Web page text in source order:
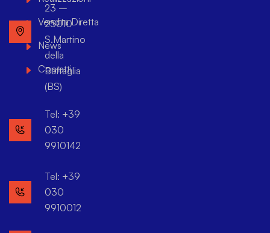
23 –
25010
S.Martino
della
Battaglia
(BS)
Tel: +39
030
9910142
Tel: +39
030
9910012
Vendita Diretta
News
Contatti